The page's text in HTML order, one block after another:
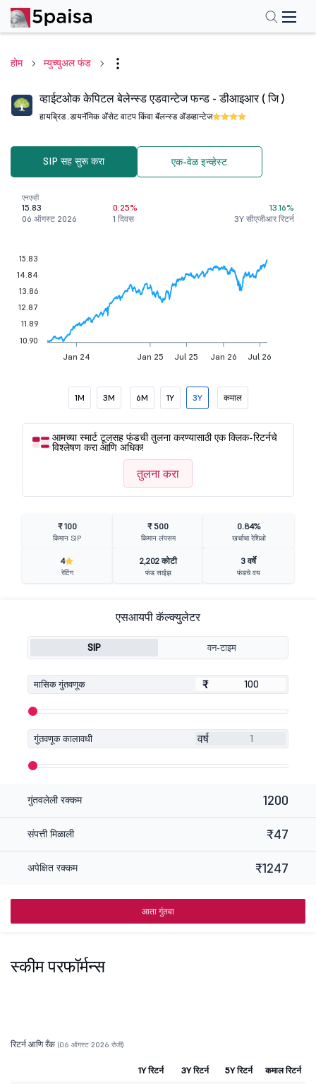
होम म्युच्युअल फंड
व्हाईटओक केपिटल बेलेन्स्ड एडवान्टेज फन्ड - डीआइआर ( जि )
हायब्रिड .डायनॅमिक ॲसेट वाटप किंवा बॅलन्स्ड ॲडव्हान्टेज
SIP सह सुरू करा एक-वेळ इन्व्हेस्ट
एनएव्ही
15.83
06 ऑगस्ट 2026
0.25%
1 दिवस
13.16%
3Y सीएजीआर रिटर्न
Jan 24 Jan 25 Jul 25 Jan 26 Jul 26
15.83
14.84
13.86
12.87
11.89
10.90
1M 3M 6M 1Y 3Y कमाल
आमच्या स्मार्ट टूलसह फंडची तुलना करण्यासाठी एक क्लिक-रिटर्नचे
विश्लेषण करा आणि अधिक!
तुलना करा
₹ 100
किमान SIP
₹ 500
किमान लंपसम
0.84%
खर्चाचा रेशिओ
4
रेटिंग
2,202 कोटी
फंड साईझ
3 वर्षे
फंडचे वय
एसआयपी कॅल्क्युलेटर
SIP वन-टाइम
मासिक गुंतवणूक ₹
₹
गुंतवणूक कालावधी वर्ष
गुंतवलेली रक्कम 1200
संपत्ती मिळाली ₹47
अपेक्षित रक्कम ₹1247
आता गुंतवा
स्कीम परफॉर्मन्स
रिटर्न आणि रँक (06 ऑगस्ट 2026 रोजी)
1Y रिटर्न 3Y रिटर्न 5Y रिटर्न कमाल रिटर्न